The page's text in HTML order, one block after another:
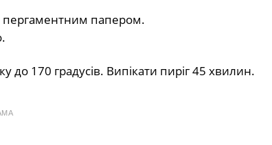
пергаментним папером.
до 170 градусів. Випікати пиріг 45 хвилин.